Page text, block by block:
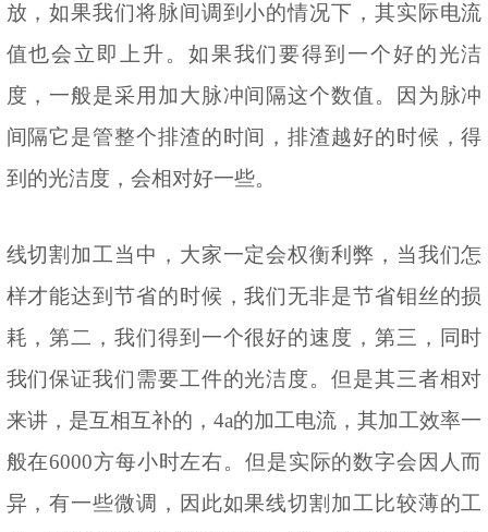
放，如果我们将脉间调到小的情况下，其实际电流
值也会立即上升。如果我们要得到一个好的光洁
度，一般是采用加大脉冲间隔这个数值。因为脉冲
间隔它是管整个排渣的时间，排渣越好的时候，得
到的光洁度，会相对好一些。
线切割加工当中，大家一定会权衡利弊，当我们怎
样才能达到节省的时候，我们无非是节省钼丝的损
耗，第二，我们得到一个很好的速度，第三，同时
我们保证我们需要工件的光洁度。但是其三者相对
来讲，是互相互补的， 4a的加工电流，其加工效率一
般在6000方每小时左右。但是实际的数字会因人而
异，有一些微调，因此如果线切割加工比较薄的工